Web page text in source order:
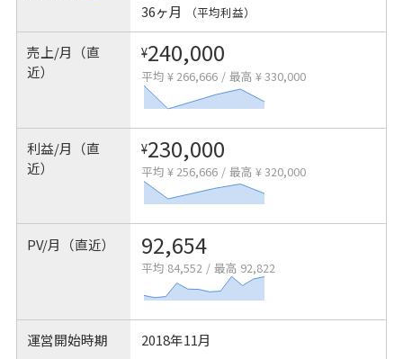
36ヶ月 （平均利益）
売上/月（直
近）
¥240,000
平均 ¥ 266,666 / 最高 ¥ 330,000
利益/月（直
近）
¥230,000
平均 ¥ 256,666 / 最高 ¥ 320,000
PV/月（直近） 92,654
平均 84,552 / 最高 92,822
運営開始時期 2018年11月